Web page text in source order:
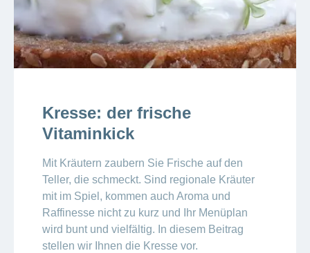
Kresse: der frische
Vitaminkick
Mit Kräutern zaubern Sie Frische auf den
Teller, die schmeckt. Sind regionale Kräuter
mit im Spiel, kommen auch Aroma und
Raffinesse nicht zu kurz und Ihr Menüplan
wird bunt und vielfältig. In diesem Beitrag
stellen wir Ihnen die Kresse vor.